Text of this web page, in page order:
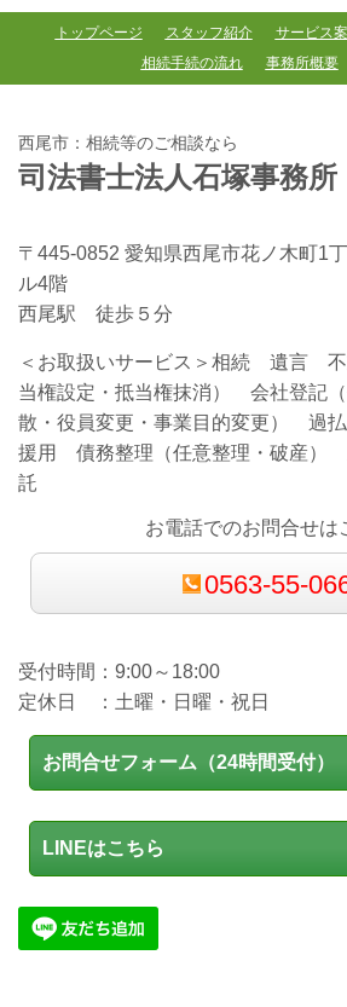
トップページ スタッフ紹介 サービス
相続手続の流れ
事務所概要
西尾市：相続等のご相談なら
司法書士法人石塚事務所
〒445-0852 愛知県西尾市花ノ木町1
ル4階
西尾駅 徒歩５分
＜お取扱いサービス＞相続 遺言 不
当権設定・抵当権抹消） 会社登記
散・役員変更・事業目的変更） 過
援用 債務整理（任意整理・破産
託
お電話でのお問合せは
0563-55-
受付時間：9:00～18:00
定休日 ：土曜・日曜・祝日
お問合せフォーム（24時間受付）
LINEはこちら